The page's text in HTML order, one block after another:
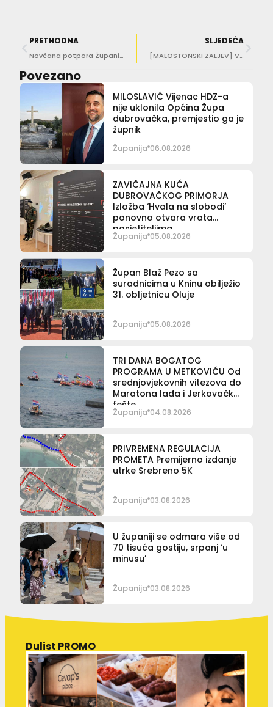
PRETHODNA
Novčana potpora Županije za obitelji s četvero i više djece
SLJEDEĆA
[MALOSTONSKI ZALJEV] Velika ekološka akcija čišćenja podmorja
Povezano
MILOSLAVIĆ Vijenac HDZ-a
nije uklonila Općina Župa
dubrovačka, premjestio ga je
župnik
Županija 06.08.2026
ZAVIČAJNA KUĆA
DUBROVAČKOG PRIMORJA
Izložba ‘Hvala na slobodi’
ponovno otvara vrata
posjetiteljima
Županija 05.08.2026
Župan Blaž Pezo sa
suradnicima u Kninu obilježio
31. obljetnicu Oluje
Županija 05.08.2026
TRI DANA BOGATOG
PROGRAMA U METKOVIĆU Od
srednjovjekovnih vitezova do
Maratona lađa i Jerkovačke
fešte
Županija 04.08.2026
PRIVREMENA REGULACIJA
PROMETA Premijerno izdanje
utrke Srebreno 5K
Županija 03.08.2026
U županiji se odmara više od
70 tisuća gostiju, srpanj ‘u
minusu’
Županija 03.08.2026
Dulist PROMO